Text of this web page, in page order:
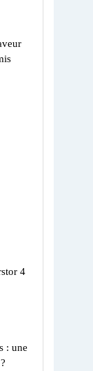
4
: une